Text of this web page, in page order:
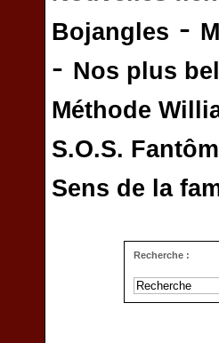
Bojangles -
- Nos plus
Méthode
S.O.S.
Sens de la
Recherche :